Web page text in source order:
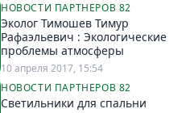
НОВОСТИ ПАРТНЕРОВ 82
Эколог Тимошев Тимур
Рафаэльевич : Экологические
проблемы атмосферы
10 апреля 2017, 15:54
НОВОСТИ ПАРТНЕРОВ 82
Светильники для спальни